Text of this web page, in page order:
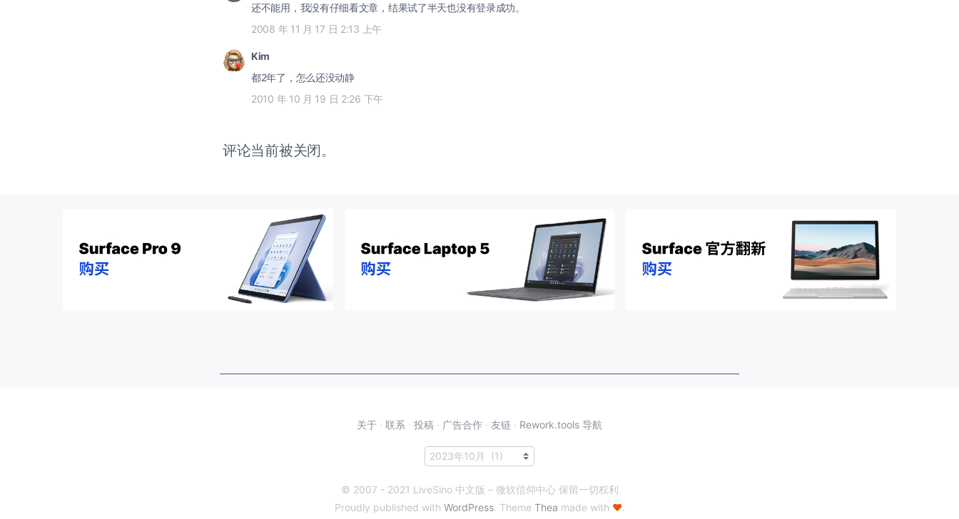
还不能用，我没有仔细看文章，结果试了半天也没有登录成功。
2008 年 11 月 17 日 2:13 上午
Kim
都2年了，怎么还没动静
2010 年 10 月 19 日 2:26 下午
评论当前被关闭。
关于 · 联系 · 投稿 · 广告合作 · 友链 · Rework.tools 导航
© 2007 - 2021 LiveSino 中文版 – 微软信仰中心 保留一切权利
Proudly published with WordPress. Theme Thea made with ♥.